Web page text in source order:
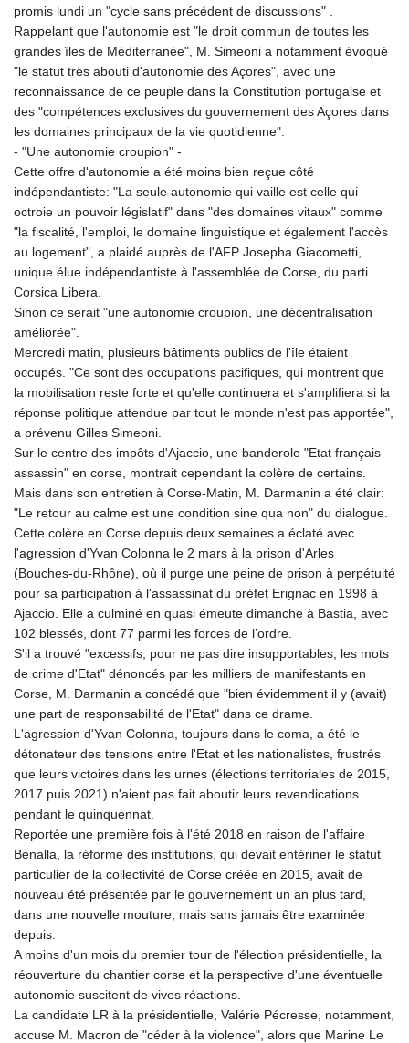
promis lundi un "cycle sans précédent de discussions" .
Rappelant que l'autonomie est "le droit commun de toutes les
grandes îles de Méditerranée", M. Simeoni a notamment évoqué
"le statut très abouti d'autonomie des Açores", avec une
reconnaissance de ce peuple dans la Constitution portugaise et
des "compétences exclusives du gouvernement des Açores dans
les domaines principaux de la vie quotidienne".
- "Une autonomie croupion" -
Cette offre d'autonomie a été moins bien reçue côté
indépendantiste: "La seule autonomie qui vaille est celle qui
octroie un pouvoir législatif" dans "des domaines vitaux" comme
"la fiscalité, l'emploi, le domaine linguistique et également l'accès
au logement", a plaidé auprès de l'AFP Josepha Giacometti,
unique élue indépendantiste à l'assemblée de Corse, du parti
Corsica Libera.
Sinon ce serait "une autonomie croupion, une décentralisation
améliorée".
Mercredi matin, plusieurs bâtiments publics de l'île étaient
occupés. "Ce sont des occupations pacifiques, qui montrent que
la mobilisation reste forte et qu'elle continuera et s'amplifiera si la
réponse politique attendue par tout le monde n'est pas apportée",
a prévenu Gilles Simeoni.
Sur le centre des impôts d'Ajaccio, une banderole "Etat français
assassin" en corse, montrait cependant la colère de certains.
Mais dans son entretien à Corse-Matin, M. Darmanin a été clair:
"Le retour au calme est une condition sine qua non" du dialogue.
Cette colère en Corse depuis deux semaines a éclaté avec
l'agression d'Yvan Colonna le 2 mars à la prison d'Arles
(Bouches-du-Rhône), où il purge une peine de prison à perpétuité
pour sa participation à l'assassinat du préfet Erignac en 1998 à
Ajaccio. Elle a culminé en quasi émeute dimanche à Bastia, avec
102 blessés, dont 77 parmi les forces de l’ordre.
S'il a trouvé "excessifs, pour ne pas dire insupportables, les mots
de crime d'Etat" dénoncés par les milliers de manifestants en
Corse, M. Darmanin a concédé que "bien évidemment il y (avait)
une part de responsabilité de l'Etat" dans ce drame.
L'agression d'Yvan Colonna, toujours dans le coma, a été le
détonateur des tensions entre l'Etat et les nationalistes, frustrés
que leurs victoires dans les urnes (élections territoriales de 2015,
2017 puis 2021) n'aient pas fait aboutir leurs revendications
pendant le quinquennat.
Reportée une première fois à l'été 2018 en raison de l'affaire
Benalla, la réforme des institutions, qui devait entériner le statut
particulier de la collectivité de Corse créée en 2015, avait de
nouveau été présentée par le gouvernement un an plus tard,
dans une nouvelle mouture, mais sans jamais être examinée
depuis.
A moins d'un mois du premier tour de l'élection présidentielle, la
réouverture du chantier corse et la perspective d'une éventuelle
autonomie suscitent de vives réactions.
La candidate LR à la présidentielle, Valérie Pécresse, notamment,
accuse M. Macron de "céder à la violence", alors que Marine Le